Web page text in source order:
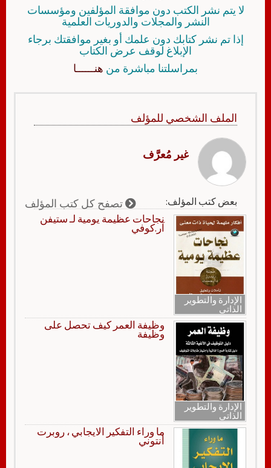
لا يتم نشر الكتب دون موافقة المؤلفين ومؤسسات
النشر والمجلات والدوريات العلمية
إذا تم نشر كتابك دون علمك أو بغير موافقتك برجاء
الإبلاغ لوقف عرض الكتاب
بمراسلتنا مباشرة من هنــــــا
الملف الشخصي للمؤلف
غير مُعرَّف
بعض كتب المؤلف: تصفح كل كتب المؤلف
الإدارة والتطوير
الذاتي
نجاحات عظيمة يومية لـ ستيفن
آر.كوفي
الإدارة والتطوير
الذاتي
وظيفة العمر كيف تحصل على
وظيفة
ما وراء التفكير الايجابي ، روبرت
أنتوني